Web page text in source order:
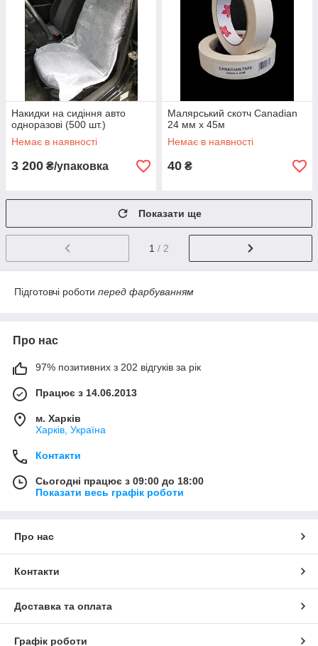
Накидки на сидіння авто
одноразові (500 шт.)
Немає в наявності
3 200 ₴/упаковка
Малярський скотч Canadian
24 мм х 45м
Немає в наявності
40 ₴
Показати ще
1 / 2
Підготовчі роботи перед фарбуванням
Про нас
97% позитивних з 202 відгуків за рік
Працює з 14.06.2013
м. Харків
Харків, Україна
Контакти
Сьогодні працює з 09:00 до 18:00
Показати весь графік роботи
Про нас
Контакти
Доставка та оплата
Графік роботи